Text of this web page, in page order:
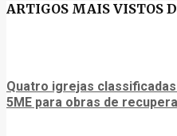
ARTIGOS MAIS VISTOS
Quatro igrejas
5ME para obras de